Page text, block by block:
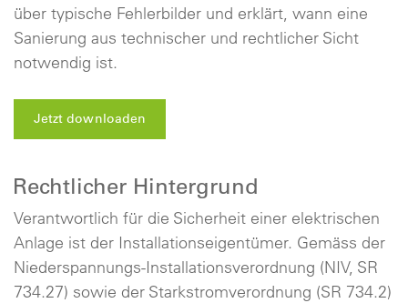
über typische Fehlerbilder und erklärt, wann eine
Sanierung aus technischer und rechtlicher Sicht
notwendig ist.
Jetzt downloaden
Rechtlicher Hintergrund
Verantwortlich für die Sicherheit einer elektrischen
Anlage ist der Installationseigentümer. Gemäss der
Niederspannungs-Installationsverordnung (NIV, SR
734.27) sowie der Starkstromverordnung (SR 734.2)